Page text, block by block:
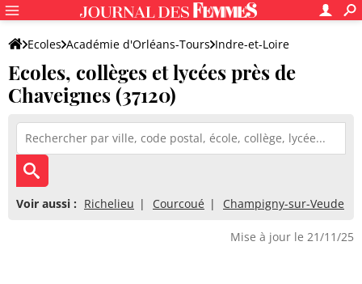
Ecoles Académie d'Orléans-Tours Indre-et-Loire
Ecoles, collèges et lycées près de
Chaveignes (37120)
Voir aussi : Richelieu Courcoué Champigny-sur-Veude
Mise à jour le 21/11/25